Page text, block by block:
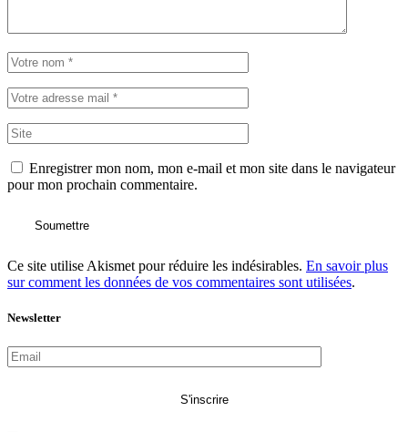
Enregistrer mon nom, mon e-mail et mon site dans le navigateur
pour mon prochain commentaire.
Soumettre
Ce site utilise Akismet pour réduire les indésirables. En savoir plus
sur comment les données de vos commentaires sont utilisées.
Newsletter
S'inscrire